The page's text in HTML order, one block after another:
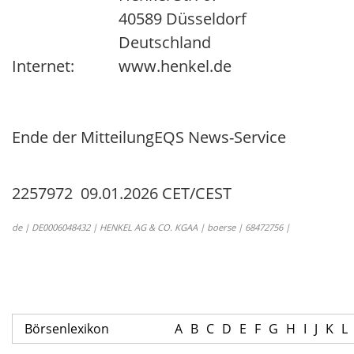
40589 Düsseldorf
Deutschland
Internet:
www.henkel.de
Ende der MitteilungEQS News-Service
2257972 09.01.2026 CET/CEST
de | DE0006048432 | HENKEL AG & CO. KGAA | boerse | 68472756 |
Börsenlexikon A B C D E F G H I J K L